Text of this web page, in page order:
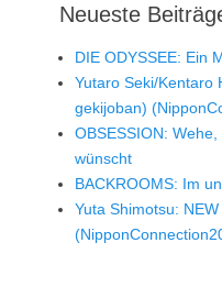
Neueste
DIE ODYSSEE: Ein
Yutaro Seki/Kentaro
gekijoban)
OBSESSION:
wünscht
BACKROOMS: Im
Yuta Shimotsu: